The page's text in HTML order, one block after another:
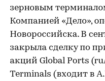
зерновым
Компанией «Дело»,
Новороссийска. В
закрыла сделку по
акций Global Ports
Terminals (входит в